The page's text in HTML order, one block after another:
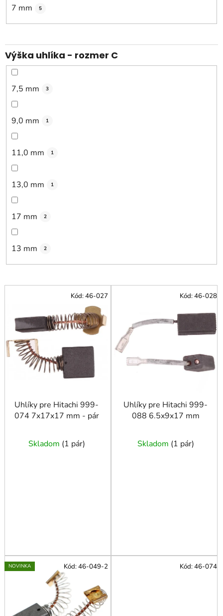
7 mm 5
Výška uhlíka - rozmer C
7,5 mm 3
9,0 mm 1
11,0 mm 1
13,0 mm 1
17 mm 2
13 mm 2
V
s
p
Uhlíky pre Hitachi 999-
074 7x17x17 mm - pár
Skladom (1 pár)
Kód:46-027
Uhlíky pre Hitachi 999-
088 6.5x9x17 mm
Skladom (1 pár)
Kód:46-028
NOVINKA Kód:46-049-2 Kód:46-074